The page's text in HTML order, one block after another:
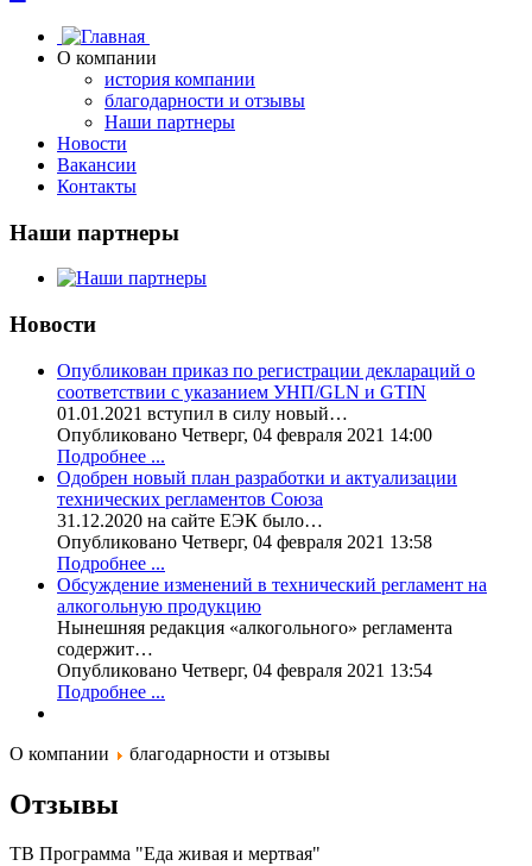
О компании
история компании
благодарности и отзывы
Наши партнеры
Новости
Вакансии
Контакты
Наши партнеры
Новости
Опубликован приказ по регистрации деклараций о
соответствии с указанием УНП/GLN и GTIN
01.01.2021 вступил в силу новый…
Опубликовано Четверг, 04 февраля 2021 14:00
Подробнее ...
Одобрен новый план разработки и актуализации
технических регламентов Союза
31.12.2020 на сайте ЕЭК было…
Опубликовано Четверг, 04 февраля 2021 13:58
Подробнее ...
Обсуждение изменений в технический регламент на
алкогольную продукцию
Нынешняя редакция «алкогольного» регламента
содержит…
Опубликовано Четверг, 04 февраля 2021 13:54
Подробнее ...
О компании благодарности и отзывы
Отзывы
ТВ Программа "Еда живая и мертвая"